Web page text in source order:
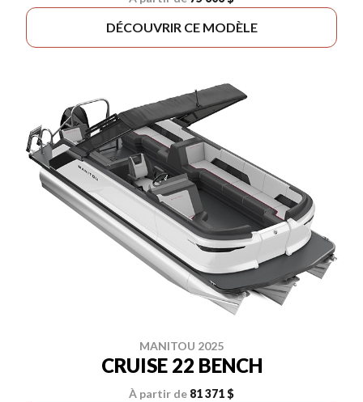
DÉCOUVRIR CE MODÈLE
MANITOU 2025
CRUISE 22 BENCH
À partir de 81 371 $